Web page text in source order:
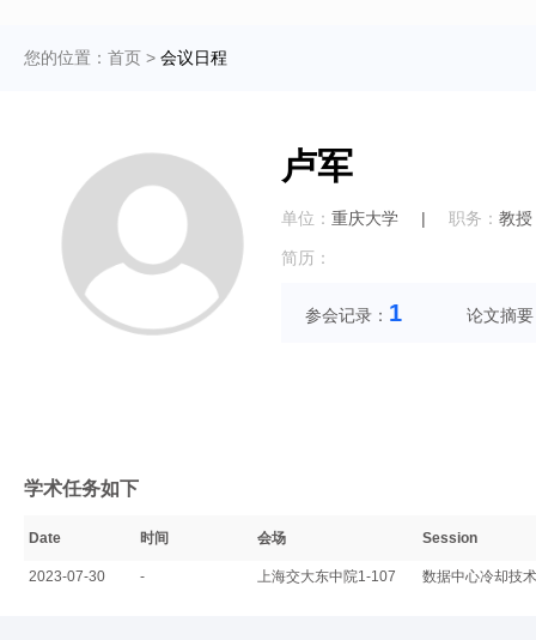
您的位置： 首页 > 会议日程
卢军
单位： 重庆大学 | 职务： 教授
简历：
参会记录： 1 论文摘
学术任务如下
Date 时间 会场 Session
2023-07-30 - 上海交大东中院1-107 数据中心冷却技术